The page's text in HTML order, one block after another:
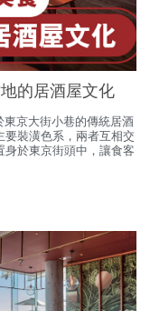
的居酒屋文化
東京大街小巷的傳統居酒
要裝潢色系，兩者互相交
於東京街頭中，讓食客